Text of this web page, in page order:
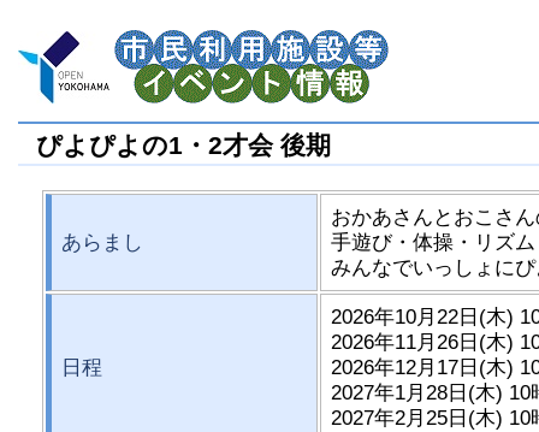
ぴよぴよの1・2才会 後期
あらまし
おかあさんとおこさ
手遊び・体操・リズ
みんなでいっしょに
日程
2026年10月22日(木)
2026年11月26日(木)
2026年12月17日(木)
2027年1月28日(木)
2027年2月25日(木)